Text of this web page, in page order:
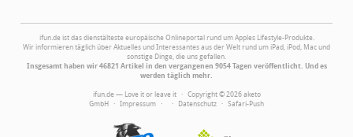
ifun.de ist das dienstälteste europäische Onlineportal rund um Apples Lifestyle-Produkte.
Wir informieren täglich über Aktuelles und Interessantes aus der Welt rund um iPad, iPod, Mac und
sonstige Dinge, die uns gefallen.
Insgesamt haben wir 46821 Artikel in den vergangenen 9054 Tagen veröffentlicht. Und es
werden täglich mehr.
ifun.de — Love it or leave it · Copyright © 2026 aketo
GmbH · Impressum · · Datenschutz · Safari-Push